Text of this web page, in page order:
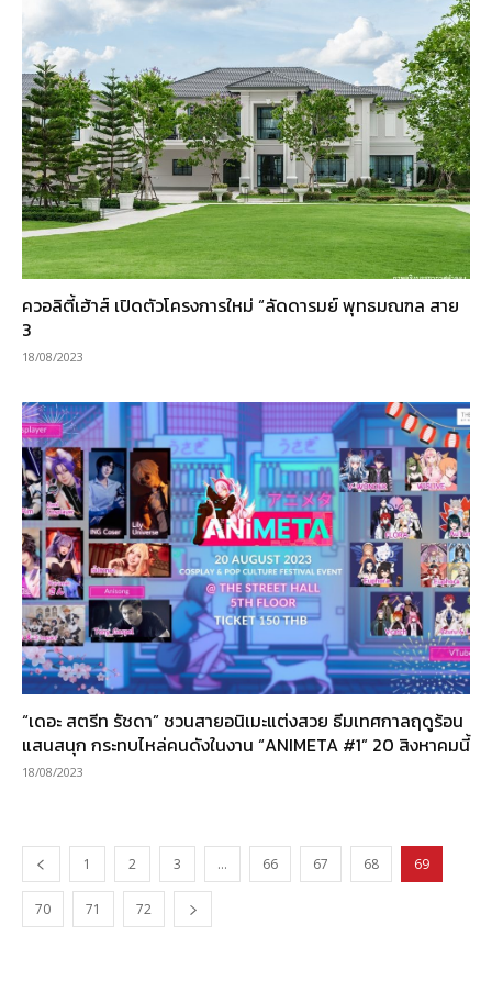
ควอลิตี้เฮ้าส์ เปิดตัวโครงการใหม่ “ลัดดารมย์ พุทธมณฑล สาย
3
18/08/2023
“เดอะ สตรีท รัชดา” ชวนสายอนิเมะแต่งสวย ธีมเทศกาลฤดูร้อน
แสนสนุก กระทบไหล่คนดังในงาน “ANIMETA #1” 20 สิงหาคมนี้
18/08/2023
1 2 3 … 66 67 68 69
70 71 72